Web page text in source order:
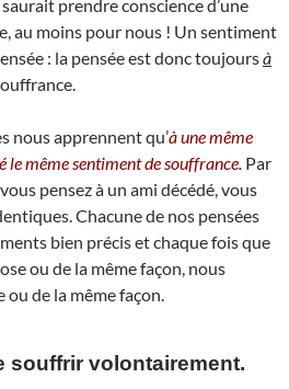
prendre conscience d’une
au moins pour nous ! Un sentiment
: la pensée est donc toujoursà
nous apprennent qu’à une même
le même sentiment de souffrance. Par
pensez à un ami décédé, vous
Chacune de nos pensées
bien précis et chaque fois que
ou de la même façon, nous
de la même façon.
souffrir volontairement.